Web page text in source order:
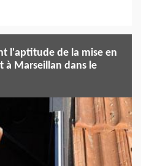
l'aptitude de la mise en
à Marseillan dans le